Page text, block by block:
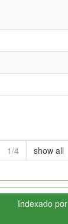
1/4 show all
Indexado por